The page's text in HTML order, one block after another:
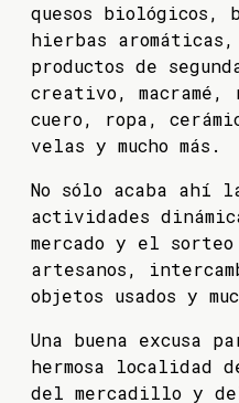
quesos
hierbas
productos de
creativo,
cuero, ropa,
velas y mucho más.
No sólo acaba ahí
actividades
mercado y el sorteo
artesanos,
objetos usados y
Una buena excusa
hermosa localidad
del mercadillo y